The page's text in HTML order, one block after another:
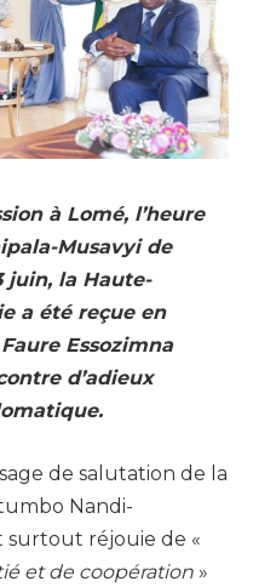
à Lomé, l’heure
Musavyi de
juin, la Haute-
a été reçue en
Essozimna
d’adieux
de salutation de la
Nandi-
surtout réjouie de «
et de coopération »